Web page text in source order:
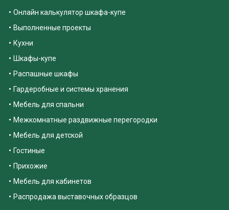
Онлайн калькулятор шкафа-купе
Выполненные проекты
Кухни
Шкафы-купе
Распашные шкафы
Гардеробные и системы хранения
Мебель для спальни
Межкомнатные раздвижные перегородки
Мебель для детской
Гостиные
Прихожие
Мебель для кабинетов
Распродажа выставочных образцов